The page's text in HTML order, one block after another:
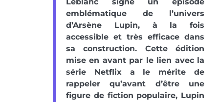
emblématique de l’univers
d’Arsène Lupin, à la fois
accessible et très efficace dans
sa construction. Cette édition
mise en avant par le lien avec la
série Netflix a le mérite de
rappeler qu’avant d’être une
figure de fiction populaire, Lupin